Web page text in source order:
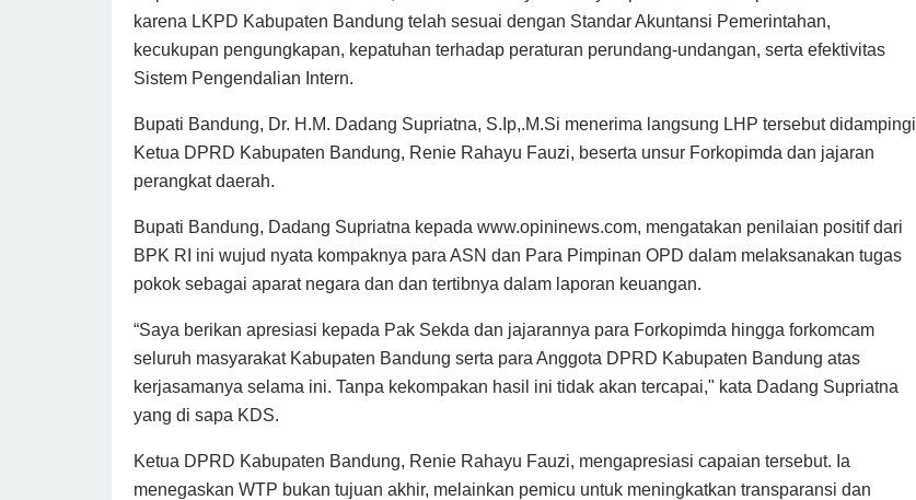
karena LKPD Kabupaten Bandung telah sesuai dengan Standar Akuntansi Pemerintahan,
kecukupan pengungkapan, kepatuhan terhadap peraturan perundang-undangan, serta efektivitas
Sistem Pengendalian Intern.
Bupati Bandung, Dr. H.M. Dadang Supriatna, S.Ip,.M.Si menerima langsung LHP tersebut didampingi
Ketua DPRD Kabupaten Bandung, Renie Rahayu Fauzi, beserta unsur Forkopimda dan jajaran
perangkat daerah.
Bupati Bandung, Dadang Supriatna kepada www.opininews.com, mengatakan penilaian positif dari
BPK RI ini wujud nyata kompaknya para ASN dan Para Pimpinan OPD dalam melaksanakan tugas
pokok sebagai aparat negara dan dan tertibnya dalam laporan keuangan.
“Saya berikan apresiasi kepada Pak Sekda dan jajarannya para Forkopimda hingga forkomcam
seluruh masyarakat Kabupaten Bandung serta para Anggota DPRD Kabupaten Bandung atas
kerjasamanya selama ini. Tanpa kekompakan hasil ini tidak akan tercapai," kata Dadang Supriatna
yang di sapa KDS.
Ketua DPRD Kabupaten Bandung, Renie Rahayu Fauzi, mengapresiasi capaian tersebut. Ia
menegaskan WTP bukan tujuan akhir, melainkan pemicu untuk meningkatkan transparansi dan